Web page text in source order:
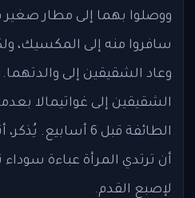
ووصلوا بهما إلى مطار صغير
سافروا منه إلى المكسيك،
وعاد الشقيقين إلى
الشقيقين إلى غواتيمالا
الطائفة قبل 6
أن ترتدي المرأة عباءة
لإصبع القدم.